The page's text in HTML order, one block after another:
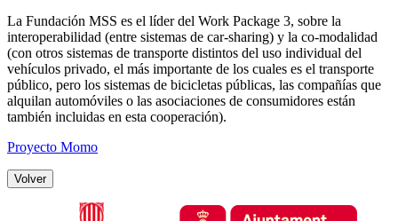
La Fundación MSS es el líder del Work Package 3, sobre la
interoperabilidad (entre sistemas de car-sharing) y la co-modalidad
(con otros sistemas de transporte distintos del uso individual del
vehículos privado, el más importante de los cuales es el transporte
público, pero los sistemas de bicicletas públicas, las compañías que
alquilan automóviles o las asociaciones de consumidores están
también incluidas en esta cooperación).
Proyecto Momo
Volver